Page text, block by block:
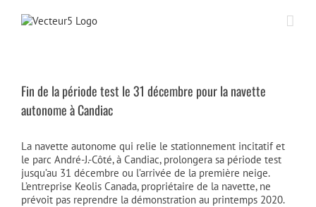
Fin de la période test le 31 décembre pour la navette
autonome à Candiac
La navette autonome qui relie le stationnement incitatif et
le parc André-J.-Côté, à Candiac, prolongera sa période test
jusqu’au 31 décembre ou l’arrivée de la première neige.
L’entreprise Keolis Canada, propriétaire de la navette, ne
prévoit pas reprendre la démonstration au printemps 2020.